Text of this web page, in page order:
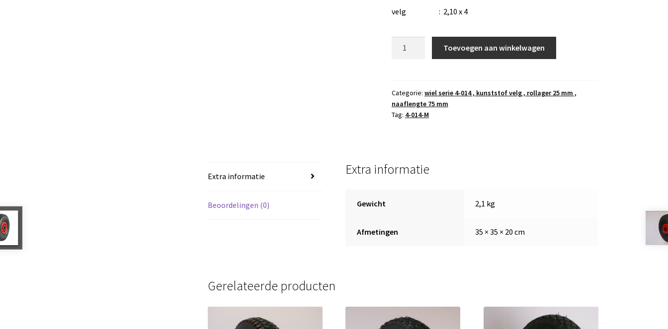
velg : 2,10 x 4
,
4.10/3.50-
4
4
mm
Toevoegen aan winkelwagen
Categorie: wiel serie 4-014 , kunststof velg , rollager 25 mm ,
naaflengte 75 mm
Tag: 4-014-M
Extra informatie
Beoordelingen (0)
Extra informatie
Gewicht 2,1 kg
Afmetingen 35 × 35 × 20 cm
Gerelateerde producten